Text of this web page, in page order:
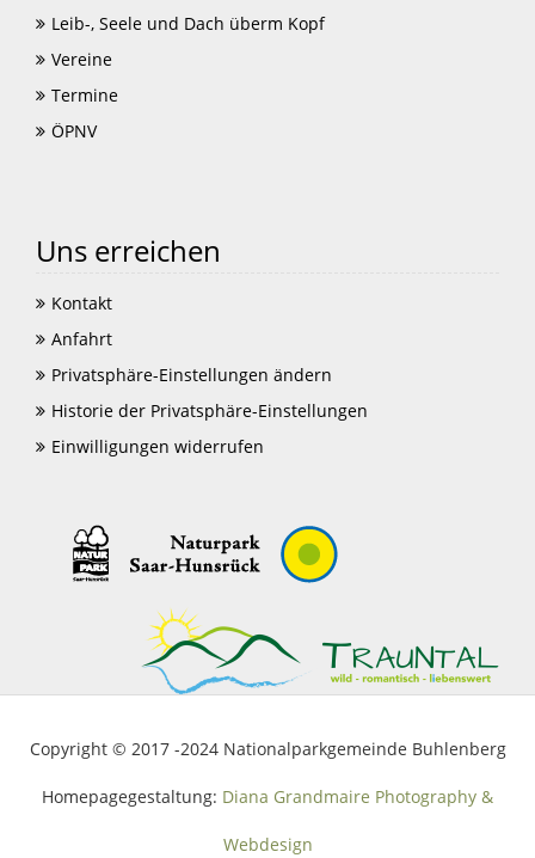
Leib-, Seele und Dach überm Kopf
Vereine
Termine
ÖPNV
Uns erreichen
Kontakt
Anfahrt
Privatsphäre-Einstellungen ändern
Historie der Privatsphäre-Einstellungen
Einwilligungen widerrufen
Copyright © 2017 -2024 Nationalparkgemeinde Buhlenberg
Homepagegestaltung: Diana Grandmaire Photography &
Webdesign